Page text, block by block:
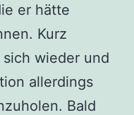
er hätte
Kurz
wieder und
allerdings
Bald